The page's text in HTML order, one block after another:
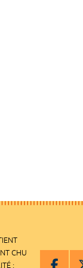
CHU
: